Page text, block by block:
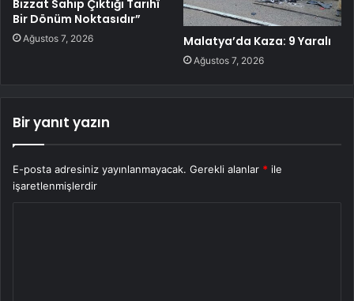
Bizzat Sahip Çıktığı Tarihî
Bir Dönüm Noktasıdır”
Ağustos 7, 2026 Malatya’da Kaza: 9 Yaralı
Ağustos 7, 2026
Bir yanıt yazın
E-posta adresiniz yayınlanmayacak. Gerekli alanlar * ile
işaretlenmişlerdir